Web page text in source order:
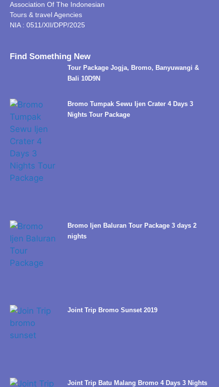
Association Of The Indonesian
Tours & travel Agencies
NIA : 0511/XII/DPP/2025
Find Something New
Tour Package Jogja, Bromo, Banyuwangi &
Bali 10D9N
Bromo Tumpak Sewu Ijen Crater 4 Days 3
Nights Tour Package
Bromo Ijen Baluran Tour Package 3 days 2
nights
Joint Trip Bromo Sunset 2019
Joint Trip Batu Malang Bromo 4 Days 3 Nights